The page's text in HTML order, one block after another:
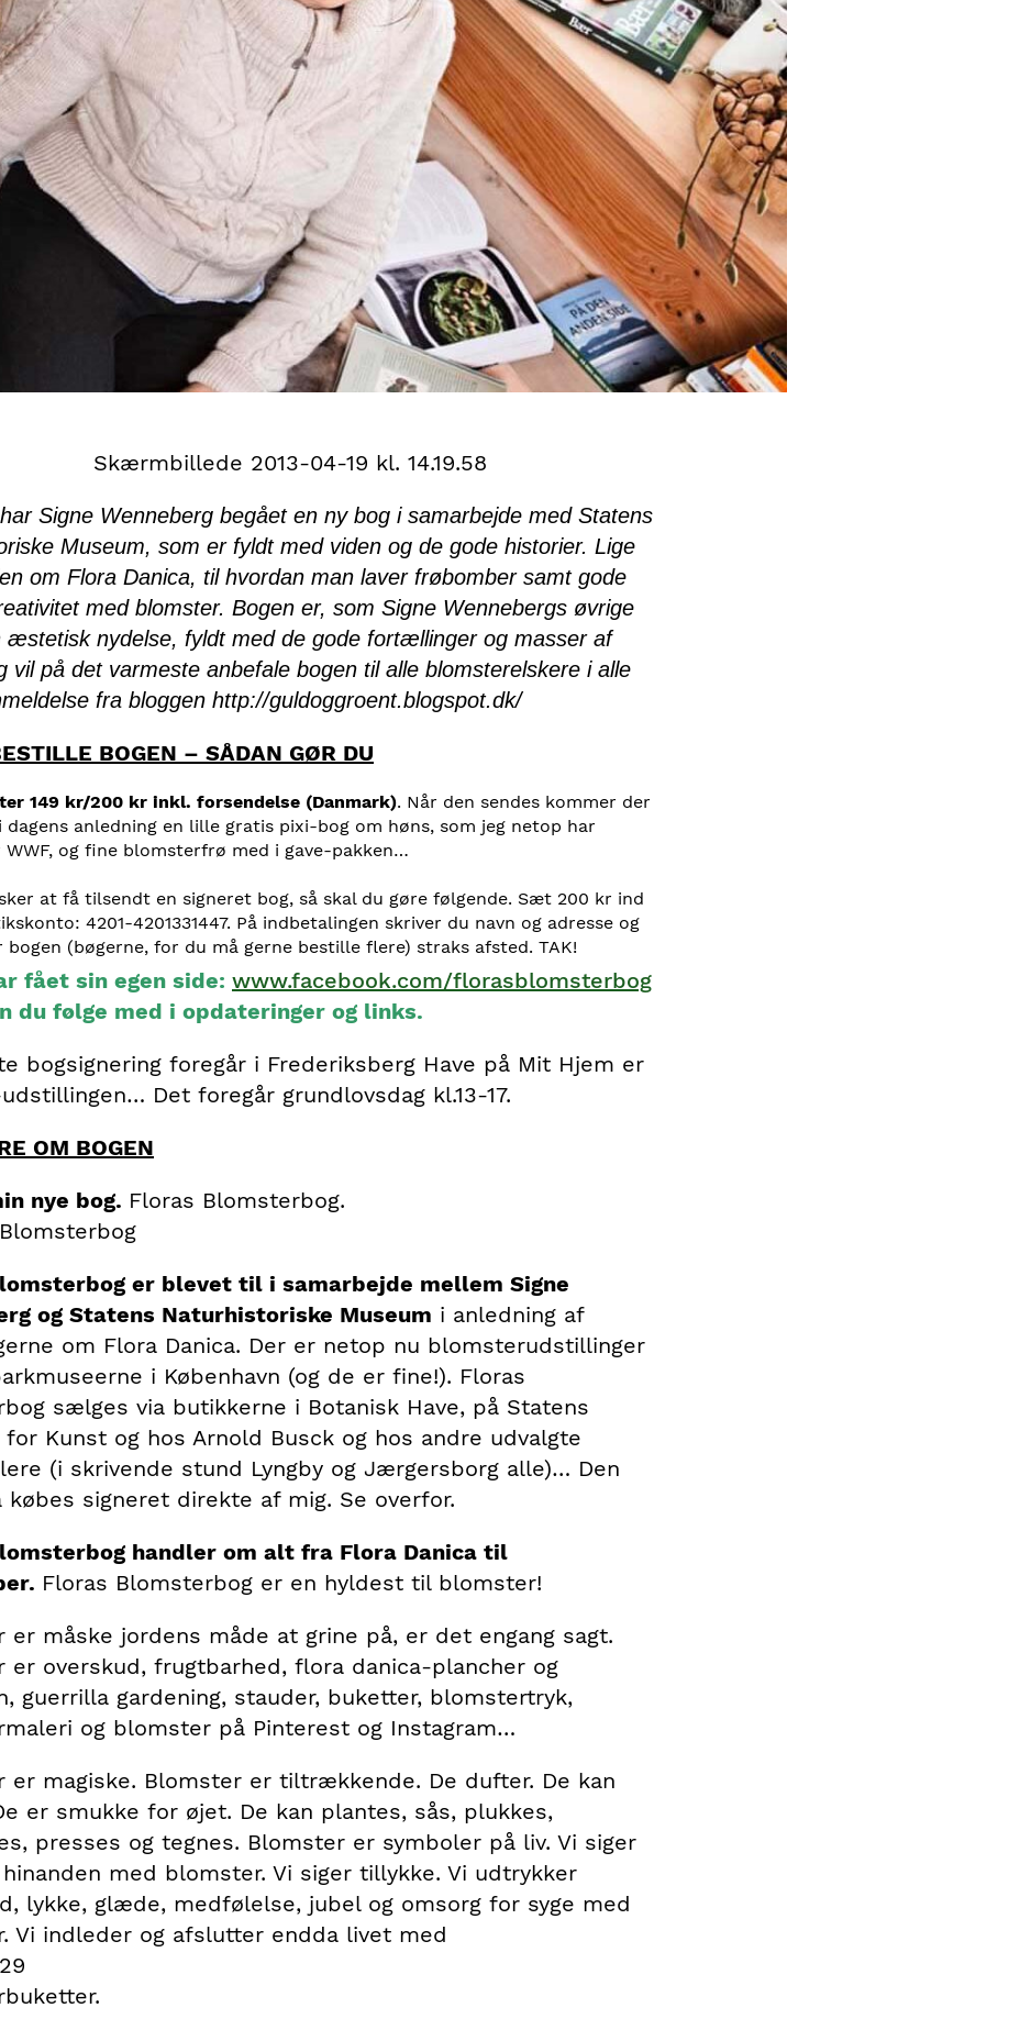
Signe Wenneberg begået en ny bog i samarbejde med Statens
Museum, som er fyldt med viden og de gode historier. Lige
om Flora Danica, til hvordan man laver frøbomber samt gode
med blomster. Bogen er, som Signe Wennebergs øvrige
æstetisk nydelse, fyldt med de gode fortællinger og masser af
vil på det varmeste anbefale bogen til alle blomsterelskere i alle
fra bloggen http://guldoggroent.blogspot.dk/
BOGEN – SÅDAN GØR DU
149 kr/200 kr inkl. forsendelse (Danmark). Når den sendes kommer der
dagens anledning en lille gratis pixi-bog om høns, som jeg netop har
og fine blomsterfrø med i gave-pakken…
at få tilsendt en signeret bog, så skal du gøre følgende. Sæt 200 kr ind
4201-4201331447. På indbetalingen skriver du navn og adresse og
bogen (bøgerne, for du må gerne bestille flere) straks afsted. TAK!
fået sin egen side: www.facebook.com/florasblomsterbog
du følge med i opdateringer og links.
bogsignering foregår i Frederiksberg Have på Mit Hjem er
Det foregår grundlovsdag kl.13-17.
OM BOGEN
nye bog. Floras Blomsterbog.
er blevet til i samarbejde mellem Signe
og Statens Naturhistoriske Museum i anledning af
om Flora Danica. Der er netop nu blomsterudstillinger
i København (og de er fine!). Floras
sælges via butikkerne i Botanisk Have, på Statens
for Kunst og hos Arnold Busck og hos andre udvalgte
(i skrivende stund Lyngby og Jærgersborg alle)… Den
købes signeret direkte af mig. Se overfor.
handler om alt fra Flora Danica til
Floras Blomsterbog er en hyldest til blomster!
er måske jordens måde at grine på, er det engang sagt.
er overskud, frugtbarhed, flora danica-plancher og
guerrilla gardening, stauder, buketter, blomstertryk,
og blomster på Pinterest og Instagram…
er magiske. Blomster er tiltrækkende. De dufter. De kan
er smukke for øjet. De kan plantes, sås, plukkes,
presses og tegnes. Blomster er symboler på liv. Vi siger
med blomster. Vi siger tillykke. Vi udtrykker
lykke, glæde, medfølelse, jubel og omsorg for syge med
Vi indleder og afslutter endda livet med